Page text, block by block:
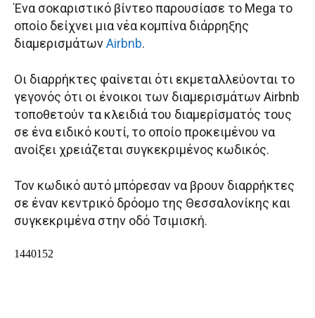
Ένα σοκαριστικό βίντεο παρουσίασε το Mega το
οποίο δείχνει μια νέα κομπίνα διάρρηξης
διαμερισμάτωνΑirbnb.
Οι διαρρήκτες φαίνεται ότι εκμεταλλεύονται το
γεγονός ότι οι ένοικοι των διαμερισμάτων Airbnb
τοποθετούν τα κλειδιά του διαμερίσματός τους
σε ένα ειδικό κουτί, το οποίο προκειμένου να
ανοίξει χρειάζεται συγκεκριμένος κωδικός.
Τον κωδικό αυτό μπόρεσαν να βρουν διαρρήκτες
σε έναν κεντρικό δρόομο της Θεσσαλονίκης και
συγκεκριμένα στην οδό Τσιμισκή.